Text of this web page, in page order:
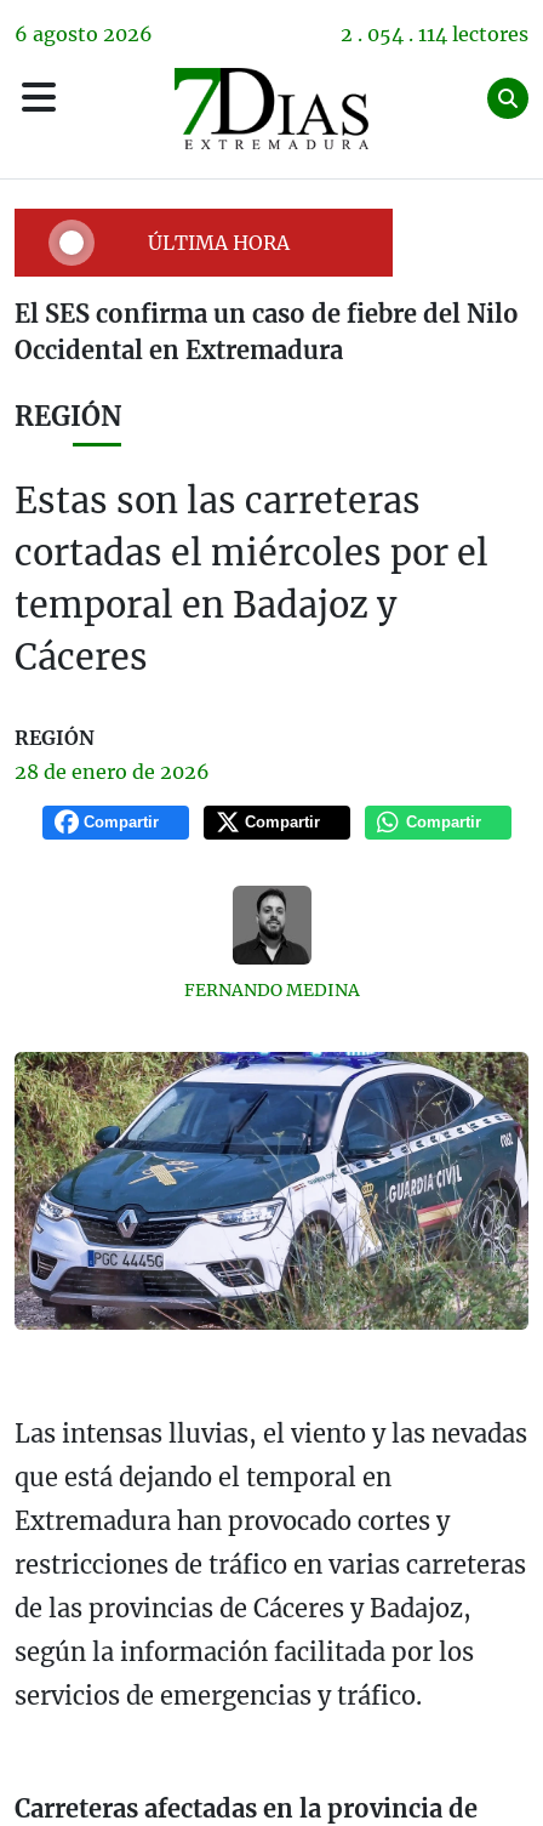
6 agosto 2026 2 . 054 . 114 lectores
ÚLTIMA HORA
El SES confirma un caso de fiebre del Nilo
Occidental en Extremadura
REGIÓN
Estas son las carreteras
cortadas el miércoles por el
temporal en Badajoz y
Cáceres
REGIÓN
28 de enero de 2026
Compartir Compartir Compartir
FERNANDO MEDINA
Las intensas lluvias, el viento y las nevadas
que está dejando el temporal en
Extremadura han provocado cortes y
restricciones de tráfico en varias carreteras
de las provincias de Cáceres y Badajoz,
según la información facilitada por los
servicios de emergencias y tráfico.
Carreteras afectadas en la provincia de